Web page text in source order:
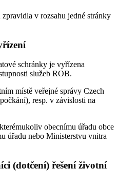
v rozsahu jedné stránky
schránky je vyřízena
služeb ROB.
místě veřejné správy Czech
resp. v závislosti na
obecnímu úřadu obce
úřadu nebo Ministerstvu vnitra
(dotčení) řešení životní